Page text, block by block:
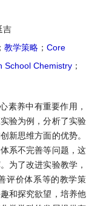
吉
； 教学策略 ； Core
School Chemistry ；
素养中有重要作用，
验为例，分析了实验
新思维方面的优势。
系不完善等问题，这
为了改进实验教学，
评价体系等的教学策
和探究欲望，培养他